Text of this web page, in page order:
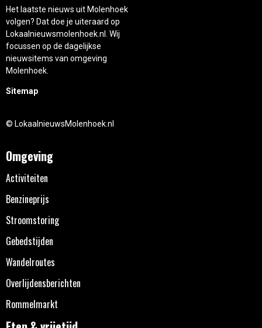
Het laatste nieuws uit Molenhoek
volgen? Dat doe je uiteraard op
Lokaalnieuwsmolenhoek.nl. Wij
focussen op de dagelijkse
nieuwsitems van omgeving
Molenhoek.
Sitemap
© LokaalnieuwsMolenhoek.nl
Omgeving
Activiteiten
Benzineprijs
Stroomstoring
Gebedstijden
Wandelroutes
Overlijdensberichten
Rommelmarkt